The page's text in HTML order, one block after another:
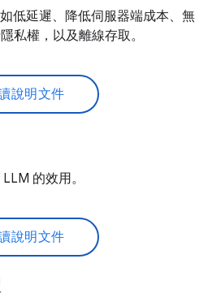
低延遲、降低伺服器端成本、無
私權，以及離線存取。
說明文件
的效用。
說明文件